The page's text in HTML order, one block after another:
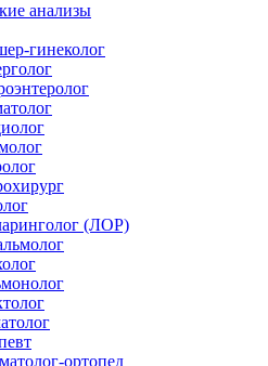
анализы
гинеколог
(ЛОР)
ортопед